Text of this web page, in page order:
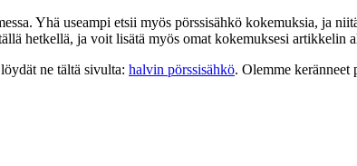
Yhä useampi etsii myös pörssisähkö kokemuksia, ja
hetkellä, ja voit lisätä myös omat kokemuksesi artikkelin
ne tältä sivulta: halvin pörssisähkö. Olemme